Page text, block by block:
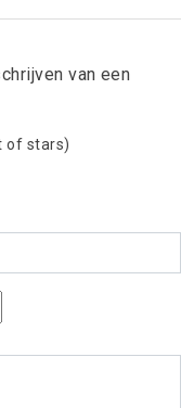
van een
of stars)